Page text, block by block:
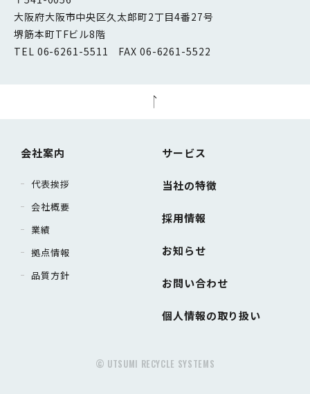
大阪府大阪市中央区久太郎町2丁目4番27号
堺筋本町TFビル8階
TEL 06-6261-5511 FAX 06-6261-5522
会社案内
代表挨拶
会社概要
業績
拠点情報
品質方針
サービス
当社の特徴
採用情報
お知らせ
お問い合わせ
個人情報の取り扱い
© UTSUMI RECYCLE SYSTEMS